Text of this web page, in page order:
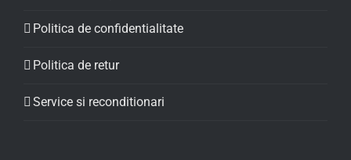
Politica de confidentialitate
Politica de retur
Service si reconditionari